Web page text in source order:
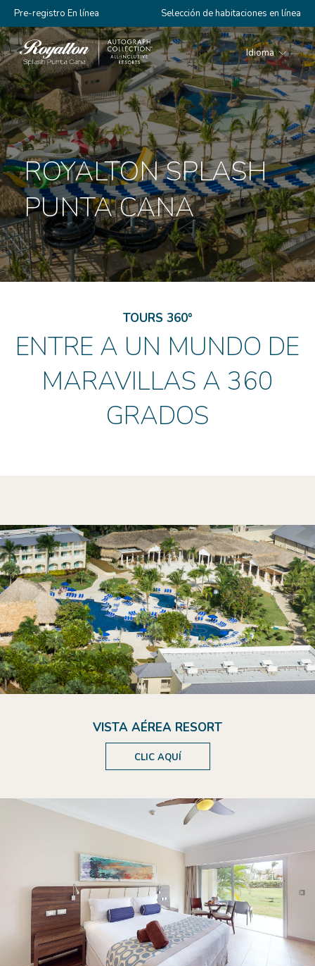
Pre-registro En línea Selección de habitaciones en línea
Royalton
Splash
Punta
Cana
Idioma
ROYALTON SPLASH
PUNTA CANA
TOURS 360°
ENTRE A UN MUNDO DE
MARAVILLAS A 360
GRADOS
VISTA AÉREA RESORT
CLIC AQUÍ